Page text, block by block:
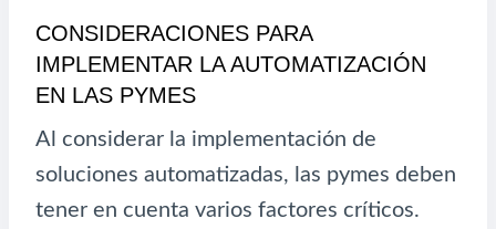
CONSIDERACIONES PARA
IMPLEMENTAR LA AUTOMATIZACIÓN
EN LAS PYMES
Al considerar la implementación de
soluciones automatizadas, las pymes deben
tener en cuenta varios factores críticos.